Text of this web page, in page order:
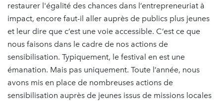
restaurer l'égalité des chances dans l’entrepreneuriat à
impact, encore faut-il aller auprès de publics plus jeunes
et leur dire que c’est une voie accessible. C’est ce que
nous faisons dans le cadre de nos actions de
sensibilisation. Typiquement, le festival en est une
émanation. Mais pas uniquement. Toute l’année, nous
avons mis en place de nombreuses actions de
sensibilisation auprès de jeunes issus de missions locales